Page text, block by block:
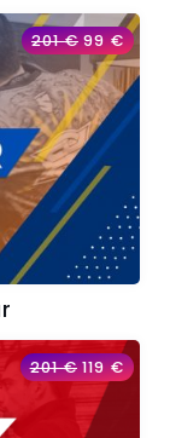
201€ 99€
201€ 119€